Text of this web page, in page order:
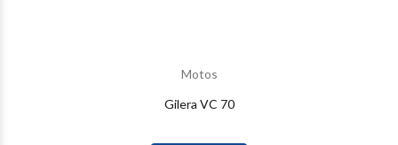
Motos
Gilera VC 70